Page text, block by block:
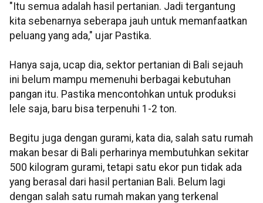
"Itu semua adalah hasil pertanian. Jadi tergantung
kita sebenarnya seberapa jauh untuk memanfaatkan
peluang yang ada," ujar Pastika.
Hanya saja, ucap dia, sektor pertanian di Bali sejauh
ini belum mampu memenuhi berbagai kebutuhan
pangan itu. Pastika mencontohkan untuk produksi
lele saja, baru bisa terpenuhi 1-2 ton.
Begitu juga dengan gurami, kata dia, salah satu rumah
makan besar di Bali perharinya membutuhkan sekitar
500 kilogram gurami, tetapi satu ekor pun tidak ada
yang berasal dari hasil pertanian Bali. Belum lagi
dengan salah satu rumah makan yang terkenal